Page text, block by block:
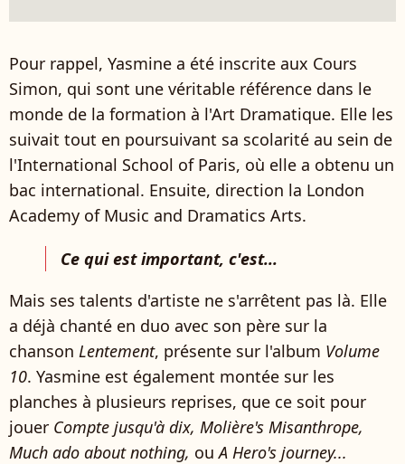
Pour rappel, Yasmine a été inscrite aux Cours
Simon, qui sont une véritable référence dans le
monde de la formation à l'Art Dramatique. Elle les
suivait tout en poursuivant sa scolarité au sein de
l'International School of Paris, où elle a obtenu un
bac international. Ensuite, direction la London
Academy of Music and Dramatics Arts.
Ce qui est important, c'est...
Mais ses talents d'artiste ne s'arrêtent pas là. Elle
a déjà chanté en duo avec son père sur la
chanson Lentement, présente sur l'album Volume
10. Yasmine est également montée sur les
planches à plusieurs reprises, que ce soit pour
jouer Compte jusqu'à dix, Molière's Misanthrope,
Much ado about nothing, ou A Hero's journey...